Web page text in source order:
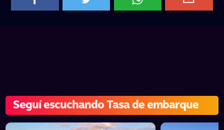
Seguí escuchando Tasa de embarque